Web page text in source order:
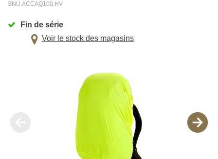
SNU.ACCAQ100.HV
Fin de série
Voir le stock des magasins